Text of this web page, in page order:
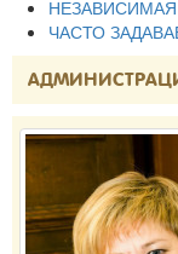
ЧАСТО